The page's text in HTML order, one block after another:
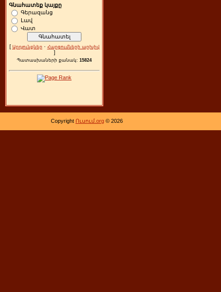
Գնահատեք կայքը
Գերազանց
Լավ
Վատ
[ Արդյունքներ · Հարցումների արխիվ
]
Պատասխաների քանակ: 15824
Copyright Ուսում.org © 2026